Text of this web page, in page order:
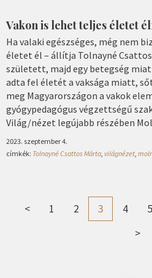
Vakon is lehet teljes életet
Ha valaki egészséges, még nem
életet él – állítja Tolnayné
született, majd egy betegség
adta fel életét a vaksága miatt,
meg Magyarországon a vakok
gyógypedagógus végzettségű
Világ/nézet legújabb részében
2023. szeptember 4.
címkék: Tolnayné Csattos Márta világnézet
< 1 2 3 4 5
>